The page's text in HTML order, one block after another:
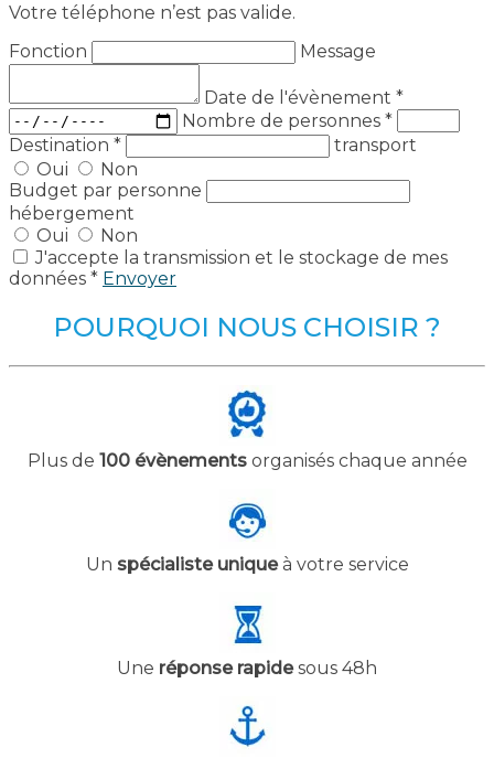
Votre téléphone n’est pas valide.
Fonction
Message
Date de l'évènement *
Nombre de personnes *
Destination *
transport
Oui
Non
Budget par personne
hébergement
Oui
Non
J'accepte la transmission et le stockage de mes
données * Envoyer
POURQUOI NOUS CHOISIR ?
Plus de 100 évènementsorganisés chaque année
Un spécialiste uniqueà votre service
Une réponse rapidesous 48h